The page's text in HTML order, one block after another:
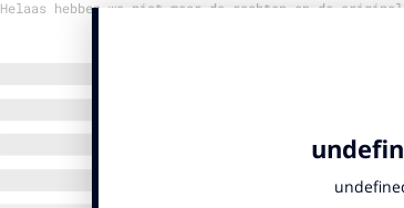
Helaas hebben we niet meer de rechten op de